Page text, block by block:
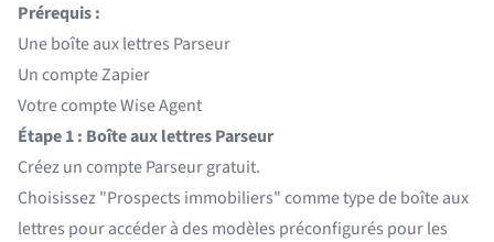
Prérequis :
Une boîte aux lettres Parseur
Un compte Zapier
Votre compte Wise Agent
Étape 1 : Boîte aux lettres Parseur
Créez un compte Parseur gratuit.
Choisissez "Prospects immobiliers" comme type de boîte aux
lettres pour accéder à des modèles préconfigurés pour les